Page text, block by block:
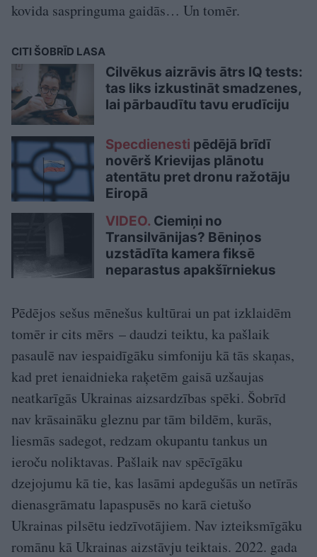
kovida saspringuma gaidās… Un tomēr.
CITI ŠOBRĪD LASA
Cilvēkus aizrāvis ātrs IQ tests:
tas liks izkustināt smadzenes,
lai pārbaudītu tavu erudīciju
Specdienesti pēdējā brīdī
novērš Krievijas plānotu
atentātu pret dronu ražotāju
Eiropā
VIDEO. Ciemiņi no
Transilvānijas? Bēniņos
uzstādīta kamera fiksē
neparastus apakšīrniekus
Pēdējos sešus mēnešus kultūrai un pat izklaidēm
tomēr ir cits mērs – daudzi teiktu, ka pašlaik
pasaulē nav iespaidīgāku simfoniju kā tās skaņas,
kad pret ienaidnieka raķetēm gaisā uzšaujas
neatkarīgās Ukrainas aizsardzības spēki. Šobrīd
nav krāsaināku gleznu par tām bildēm, kurās,
liesmās sadegot, redzam okupantu tankus un
ieroču noliktavas. Pašlaik nav spēcīgāku
dzejojumu kā tie, kas lasāmi apdegušās un netīrās
dienasgrāmatu lapaspusēs no karā cietušo
Ukrainas pilsētu iedzīvotājiem. Nav izteiksmīgāku
romānu kā Ukrainas aizstāvju teiktais. 2022. gada